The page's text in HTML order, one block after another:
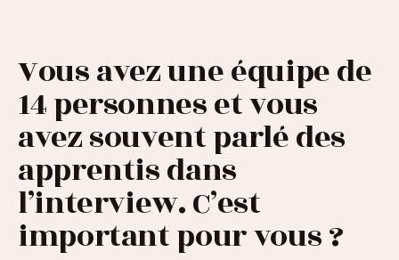
Vous avez une équipe de
14 personnes et vous
avez souvent parlé des
apprentis dans
l’interview. C’est
important pour vous ?